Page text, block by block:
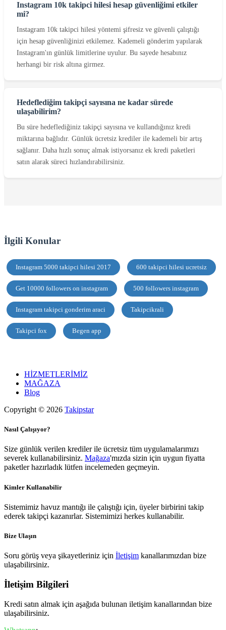
Instagram 10k takipci hilesi hesap güvenliğimi etkiler
mi?
Instagram 10k takipci hilesi yöntemi şifresiz ve güvenli çalıştığı
için hesap güvenliğinizi etkilemez. Kademeli gönderim yapılarak
Instagram'ın günlük limitlerine uyulur. Bu sayede hesabınız
herhangi bir risk altına girmez.
Hedeflediğim takipçi sayısına ne kadar sürede
ulaşabilirim?
Bu süre hedeflediğiniz takipçi sayısına ve kullandığınız kredi
miktarına bağlıdır. Günlük ücretsiz krediler ile kademeli bir artış
sağlanır. Daha hızlı sonuç almak istiyorsanız ek kredi paketleri
satın alarak süreci hızlandırabilirsiniz.
İlgili Konular
Instagram 5000 takipci hilesi 2017 600 takipci hilesi ucretsiz
Get 10000 followers on instagram 500 followers instagram
Instagram takipci gonderim araci Takipcikrali
Takipci fox Begen app
HİZMETLERİMİZ
MAĞAZA
Blog
Copyright © 2026 Takipstar
Nasıl Çalışıyor?
Size günlük verilen krediler ile ücretsiz tüm uygulamalarımızı
severek kullanabilirsiniz. Mağaza'mızda sizin için uygun fiyatta
paketler hazırladık lütfen incelemeden geçmeyin.
Kimler Kullanabilir
Sistemimiz havuz mantığı ile çalıştığı için, üyeler birbirini takip
ederek takipçi kazanırlar. Sistemimizi herkes kullanabilir.
Bize Ulaşın
Soru görüş veya şikayetleriniz için İletişim kanallarımızdan bize
ulaşabilirsiniz.
İletişim Bilgileri
Kredi satın almak için aşağıda bulunan iletişim kanallarından bize
ulaşabilirsiniz.